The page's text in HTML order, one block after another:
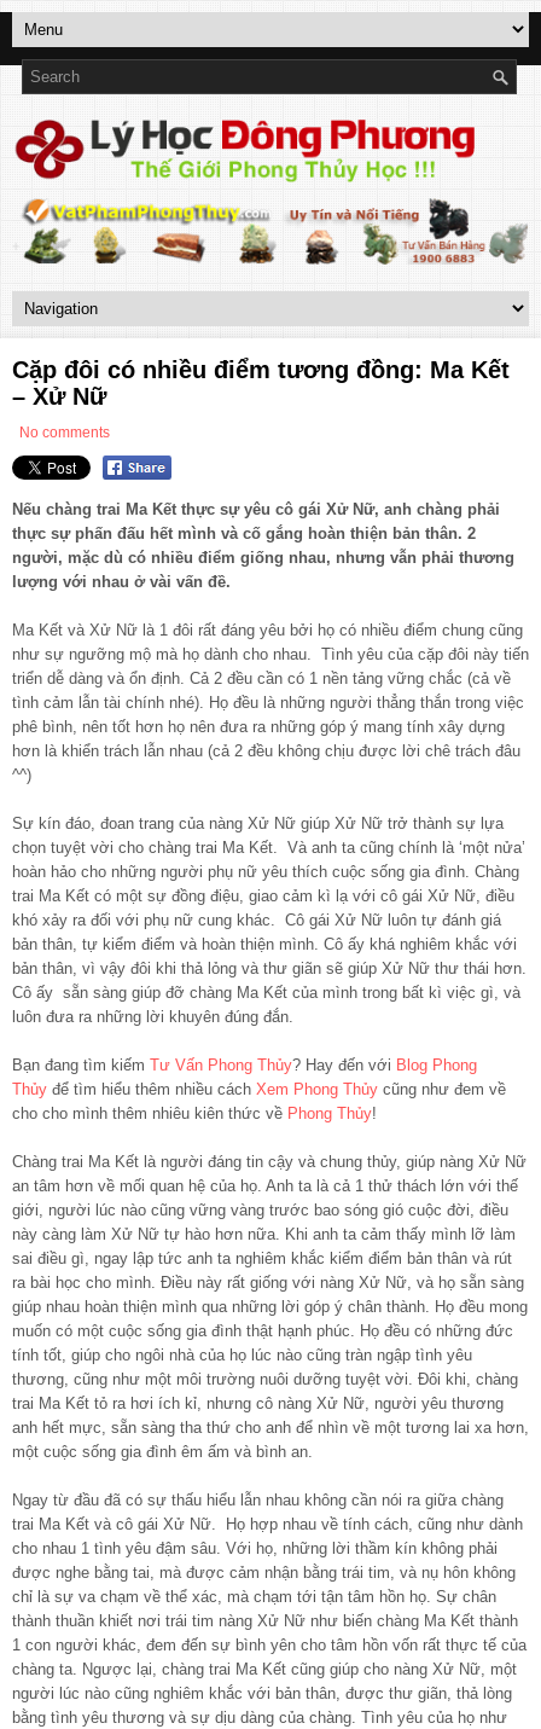
Cặp đôi có nhiều điểm tương đồng: Ma Kết
– Xử Nữ
No comments
Nếu chàng trai Ma Kết thực sự yêu cô gái Xử Nữ, anh chàng phải
thực sự phấn đấu hết mình và cố gắng hoàn thiện bản thân. 2
người, mặc dù có nhiều điểm giống nhau, nhưng vẫn phải thương
lượng với nhau ở vài vấn đề.
Ma Kết và Xử Nữ là 1 đôi rất đáng yêu bởi họ có nhiều điểm chung cũng
như sự ngưỡng mộ mà họ dành cho nhau. Tình yêu của cặp đôi này tiến
triển dễ dàng và ổn định. Cả 2 đều cần có 1 nền tảng vững chắc (cả về
tình cảm lẫn tài chính nhé). Họ đều là những người thẳng thắn trong việc
phê bình, nên tốt hơn họ nên đưa ra những góp ý mang tính xây dựng
hơn là khiển trách lẫn nhau (cả 2 đều không chịu được lời chê trách đâu
^^)
Sự kín đáo, đoan trang của nàng Xử Nữ giúp Xử Nữ trở thành sự lựa
chọn tuyệt vời cho chàng trai Ma Kết. Và anh ta cũng chính là ‘một nửa’
hoàn hảo cho những người phụ nữ yêu thích cuộc sống gia đình. Chàng
trai Ma Kết có một sự đồng điệu, giao cảm kì lạ với cô gái Xử Nữ, điều
khó xảy ra đối với phụ nữ cung khác. Cô gái Xử Nữ luôn tự đánh giá
bản thân, tự kiểm điểm và hoàn thiện mình. Cô ấy khá nghiêm khắc với
bản thân, vì vậy đôi khi thả lỏng và thư giãn sẽ giúp Xử Nữ thư thái hơn.
Cô ấy sẵn sàng giúp đỡ chàng Ma Kết của mình trong bất kì việc gì, và
luôn đưa ra những lời khuyên đúng đắn.
Bạn đang tìm kiếm Tư Vấn Phong Thủy? Hay đến với Blog Phong
Thủy để tìm hiểu thêm nhiều cách Xem Phong Thủy cũng như đem về
cho cho mình thêm nhiêu kiên thức về Phong Thủy!
Chàng trai Ma Kết là người đáng tin cậy và chung thủy, giúp nàng Xử Nữ
an tâm hơn về mối quan hệ của họ. Anh ta là cả 1 thử thách lớn với thế
giới, người lúc nào cũng vững vàng trước bao sóng gió cuộc đời, điều
này càng làm Xử Nữ tự hào hơn nữa. Khi anh ta cảm thấy mình lỡ làm
sai điều gì, ngay lập tức anh ta nghiêm khắc kiểm điểm bản thân và rút
ra bài học cho mình. Điều này rất giống với nàng Xử Nữ, và họ sẵn sàng
giúp nhau hoàn thiện mình qua những lời góp ý chân thành. Họ đều mong
muốn có một cuộc sống gia đình thật hạnh phúc. Họ đều có những đức
tính tốt, giúp cho ngôi nhà của họ lúc nào cũng tràn ngập tình yêu
thương, cũng như một môi trường nuôi dưỡng tuyệt vời. Đôi khi, chàng
trai Ma Kết tỏ ra hơi ích kỉ, nhưng cô nàng Xử Nữ, người yêu thương
anh hết mực, sẵn sàng tha thứ cho anh để nhìn về một tương lai xa hơn,
một cuộc sống gia đình êm ấm và bình an.
Ngay từ đầu đã có sự thấu hiểu lẫn nhau không cần nói ra giữa chàng
trai Ma Kết và cô gái Xử Nữ. Họ hợp nhau về tính cách, cũng như dành
cho nhau 1 tình yêu đậm sâu. Với họ, những lời thầm kín không phải
được nghe bằng tai, mà được cảm nhận bằng trái tim, và nụ hôn không
chỉ là sự va chạm về thể xác, mà chạm tới tận tâm hồn họ. Sự chân
thành thuần khiết nơi trái tim nàng Xử Nữ như biến chàng Ma Kết thành
1 con người khác, đem đến sự bình yên cho tâm hồn vốn rất thực tế của
chàng ta. Ngược lại, chàng trai Ma Kết cũng giúp cho nàng Xử Nữ, một
người lúc nào cũng nghiêm khắc với bản thân, được thư giãn, thả lòng
bằng tình yêu thương và sự dịu dàng của chàng. Tình yêu của họ như